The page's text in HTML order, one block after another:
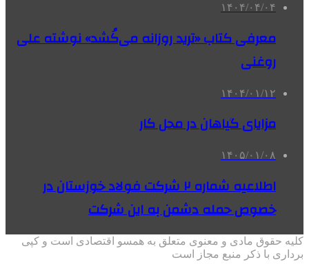
۱۴۰۴/۰۴/۰۴
معرفی کتاب «ترید روزانه می‌کُشد» نوشته علی
روغنی
۱۴۰۴/۰۱/۱۲
مزایای گیاهان در محل کار
۱۴۰۵/۰۱/۰۸
اطلاعیه شماره ۲ شرکت فولاد خوزستان در
خصوص حمله دشمن به این شرکت
کلیه حقوق مادی و معنوی متعلق به همسو اقتصادی است و کپی
برداری با ذکر منبع مجاز است